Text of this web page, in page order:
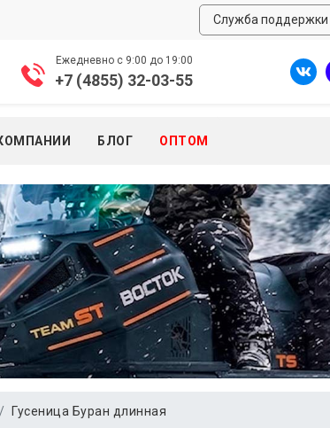
Служба поддержки
Ежедневно с 9:00 до 19:00
+7 (4855) 32-03-55
БЛОГ ОПТОМ
Гусеница Буран длинная